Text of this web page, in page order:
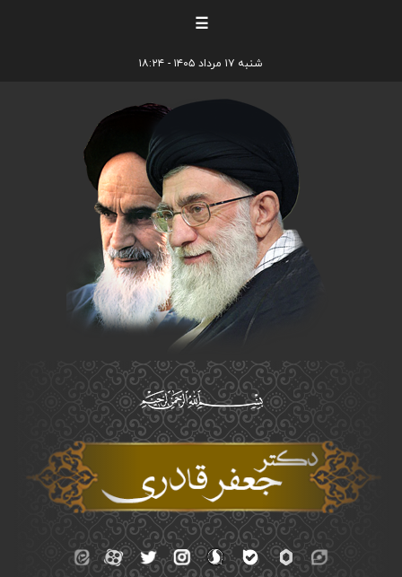
☰
شنبه ۱۷ مرداد ۱۴۰۵ - ۱۸:۲۴